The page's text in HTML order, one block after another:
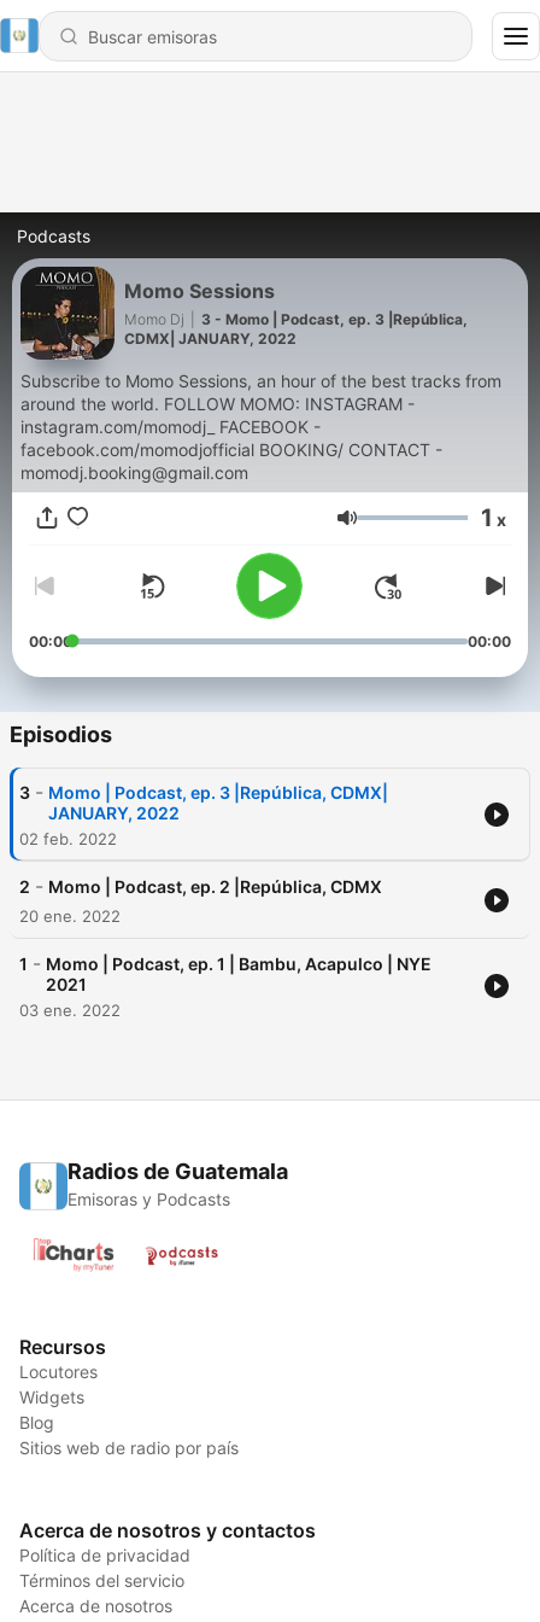
Podcasts
Momo Sessions
Momo Dj
3 - Momo | Podcast, ep. 3 |República,
CDMX| JANUARY, 2022
Subscribe to Momo Sessions, an hour of the best tracks from
around the world. FOLLOW MOMO: INSTAGRAM -
instagram.com/momodj_ FACEBOOK -
facebook.com/momodjofficial BOOKING/ CONTACT -
momodj.booking@gmail.com
Volumen 1 x
00:00 00:00
Episodios
3 - Momo | Podcast, ep. 3 |República, CDMX|
JANUARY, 2022
02 feb. 2022
2 - Momo | Podcast, ep. 2 |República, CDMX
20 ene. 2022
1 - Momo | Podcast, ep. 1 | Bambu, Acapulco | NYE
2021
03 ene. 2022
Radios de Guatemala
Emisoras y Podcasts
Recursos
Locutores
Widgets
Blog
Sitios web de radio por país
Acerca de nosotros y contactos
Política de privacidad
Términos del servicio
Acerca de nosotros